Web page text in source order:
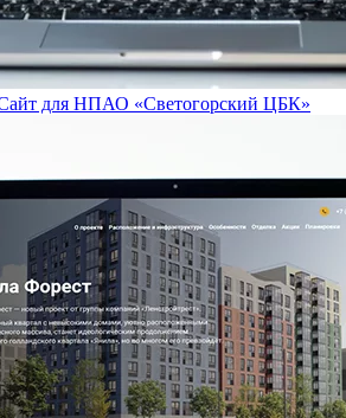
для НПАО «Светогорский ЦБК»